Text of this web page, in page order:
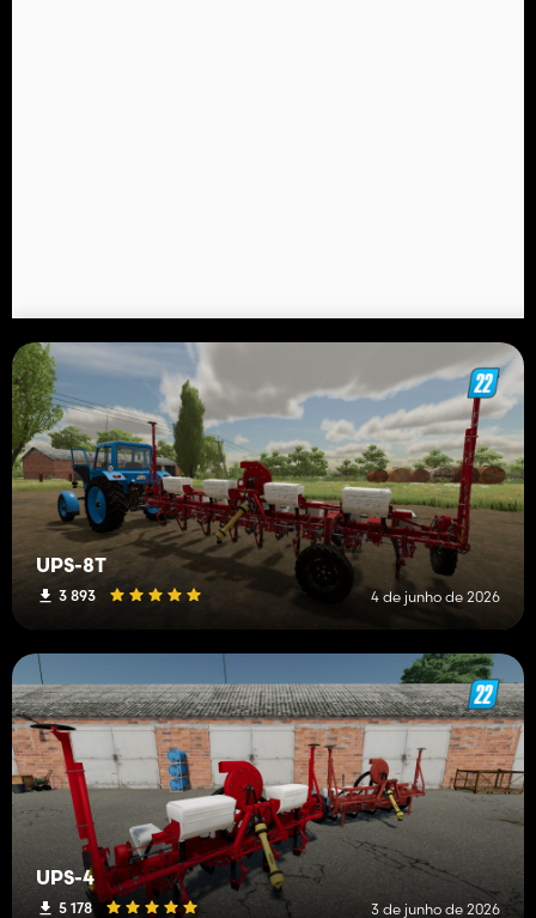
UPS-8T
3 893 4 de junho de 2026
UPS-4
5 178 3 de junho de 2026